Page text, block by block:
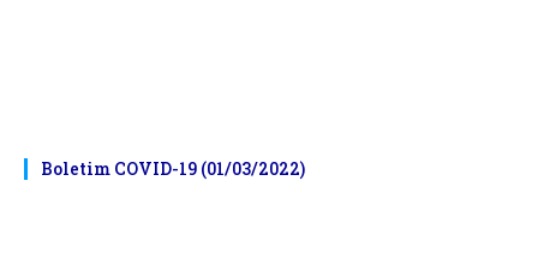
Boletim COVID-19 (01/03/2022)